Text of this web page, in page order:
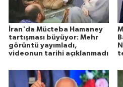
İran'da Mücteba Hamaney
tartışması büyüyor: Mehr
görüntü yayımladı,
videonun tarihi açıklanmadı